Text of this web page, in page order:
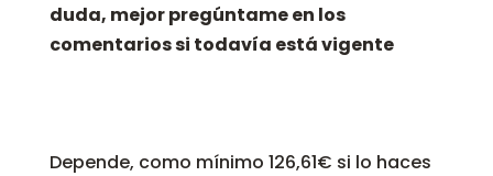
duda, mejor pregúntame en los
comentarios si todavía está vigente
Depende, como mínimo 126,61€ si lo haces